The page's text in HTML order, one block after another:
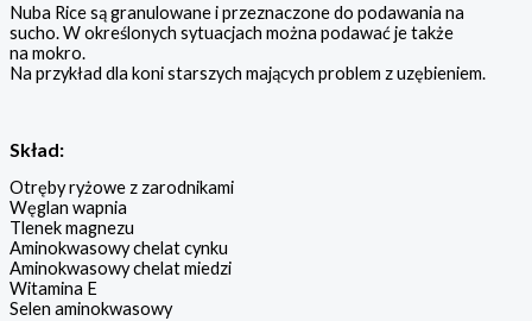
Nuba Rice są granulowane i przeznaczone do podawania na
sucho. W określonych sytuacjach można podawać je także
na mokro.
Na przykład dla koni starszych mających problem z uzębieniem.
Skład:
Otręby ryżowe z zarodnikami
Węglan wapnia
Tlenek magnezu
Aminokwasowy chelat cynku
Aminokwasowy chelat miedzi
Witamina E
Selen aminokwasowy